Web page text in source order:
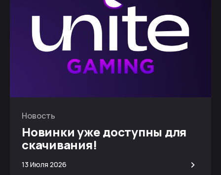
Новость
Новинки уже доступны для
скачивания!
13 Июля 2026 >